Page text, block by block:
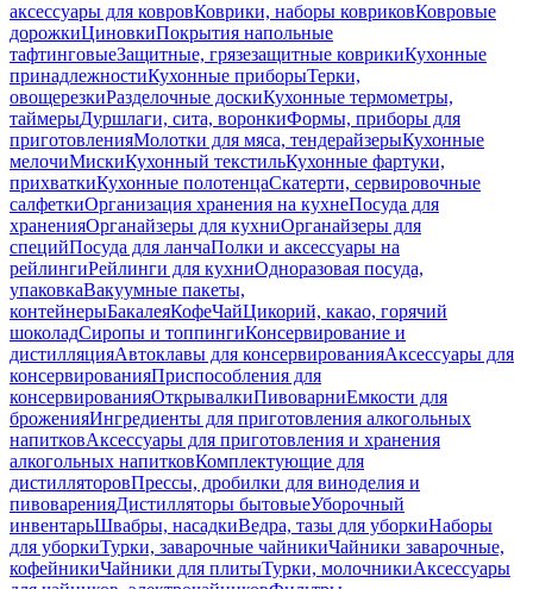
аксессуары для ковровКоврики, наборы ковриковКовровые
дорожкиЦиновкиПокрытия напольные
тафтинговыеЗащитные, грязезащитные коврикиКухонные
принадлежностиКухонные приборыТерки,
овощерезкиРазделочные доскиКухонные термометры,
таймерыДуршлаги, сита, воронкиФормы, приборы для
приготовленияМолотки для мяса, тендерайзерыКухонные
мелочиМискиКухонный текстильКухонные фартуки,
прихваткиКухонные полотенцаСкатерти, сервировочные
салфеткиОрганизация хранения на кухнеПосуда для
храненияОрганайзеры для кухниОрганайзеры для
специйПосуда для ланчаПолки и аксессуары на
рейлингиРейлинги для кухниОдноразовая посуда,
упаковкаВакуумные пакеты,
контейнерыБакалеяКофеЧайЦикорий, какао, горячий
шоколадСиропы и топпингиКонсервирование и
дистилляцияАвтоклавы для консервированияАксессуары для
консервированияПриспособления для
консервированияОткрывалкиПивоварниЕмкости для
броженияИнгредиенты для приготовления алкогольных
напитковАксессуары для приготовления и хранения
алкогольных напитковКомплектующие для
дистилляторовПрессы, дробилки для виноделия и
пивоваренияДистилляторы бытовыеУборочный
инвентарьШвабры, насадкиВедра, тазы для уборкиНаборы
для уборкиТурки, заварочные чайникиЧайники заварочные,
кофейникиЧайники для плитыТурки, молочникиАксессуары